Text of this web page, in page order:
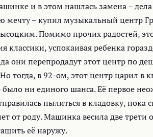
и в этом нашлась замена –
мечту – купил музыкальный центр
Помимо прочих радостей,
классики, успокаивая ребенка
они перепродадут этот центр по
тогда, в 92-ом, этот центр царил в
ни единого шанса. Её первое
пылиться в кладовку,
от роду. Машинка весила две трети
её наружу.